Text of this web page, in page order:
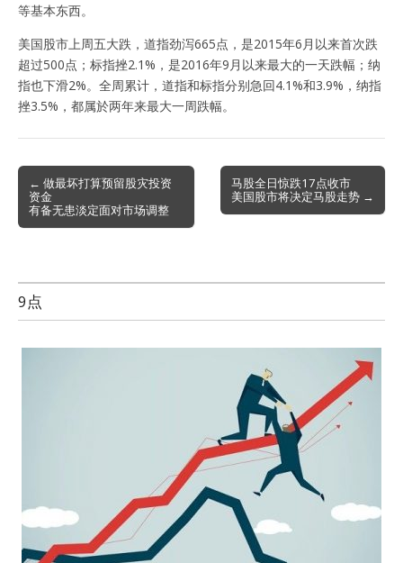
等基本东西。
美国股市上周五大跌，道指劲泻665点，是2015年6月以来首次跌
超过500点；标指挫2.1%，是2016年9月以来最大的一天跌幅；纳
指也下滑2%。全周累计，道指和标指分别急回4.1%和3.9%，纳指
挫3.5%，都属於两年来最大一周跌幅。
Post
navigation
← 做最坏打算预留股灾投资
资金
有备无患淡定面对市场调整
马股全日惊跌17点收市
美国股市将决定马股走势 →
9点